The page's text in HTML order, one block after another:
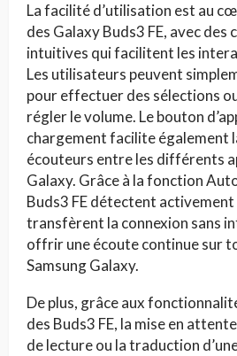
La facilité d’utilisation est au
des Galaxy Buds3 FE, avec des
intuitives qui facilitent les
Les utilisateurs peuvent
pour effectuer des sélections
régler le volume. Le bouton
chargement facilite également
écouteurs entre les différents
Galaxy. Grâce à la fonction
Buds3 FE détectent
transfèrent la connexion sans
offrir une écoute continue sur
Samsung Galaxy.
De plus, grâce aux
des Buds3 FE, la mise en
de lecture ou la traduction